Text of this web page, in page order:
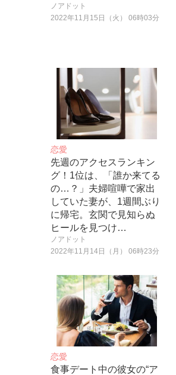
ノアドット
2022年11月15日（火） 06時03分
恋愛
先週のアクセスランキン
グ！1位は、「誰か来てる
の…？」夫婦喧嘩で家出
していた妻が、1週間ぶり
に帰宅。玄関で見知らぬ
ヒールを見つけ…
ノアドット
2022年11月14日（月） 06時23分
恋愛
食事デート中の彼女の“ア